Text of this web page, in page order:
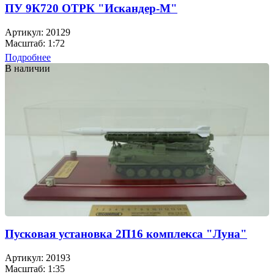
ПУ 9К720 ОТРК "Искандер-М"
Артикул: 20129
Масштаб: 1:72
Подробнее
В наличии
Пусковая установка 2П16 комплекса "Луна"
Артикул: 20193
Масштаб: 1:35